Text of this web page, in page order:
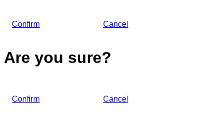
Confirm Cancel
Are you sure?
Confirm Cancel